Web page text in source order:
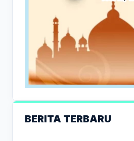
BERITA TERBARU